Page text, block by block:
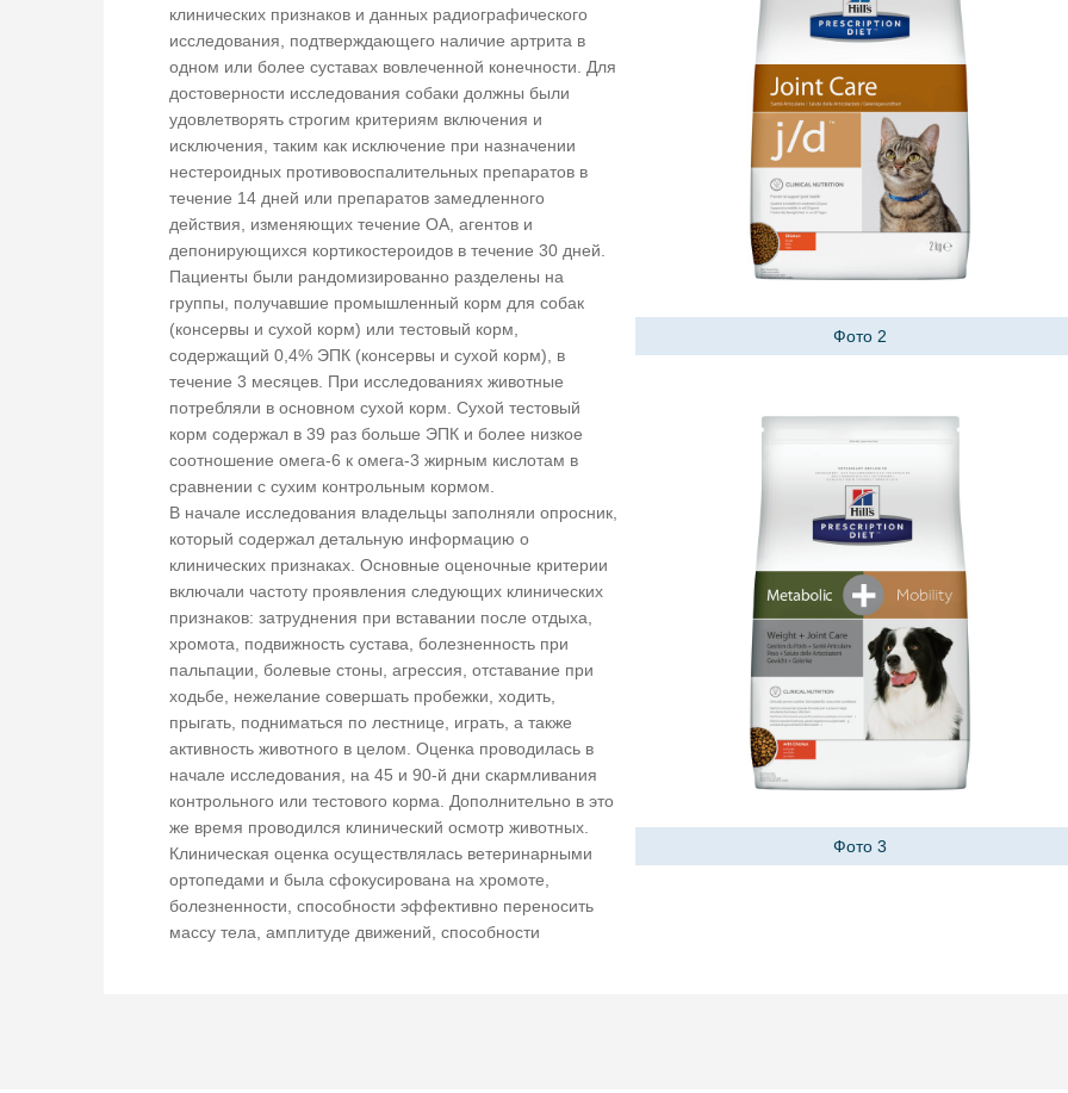
клинических признаков и данных радиографического
исследования, подтверждающего наличие артрита в
одном или более суставах вовлеченной конечности. Для
достоверности исследования собаки должны были
удовлетворять строгим критериям включения и
исключения, таким как исключение при назначении
нестероидных противовоспалительных препаратов в
течение 14 дней или препаратов замедленного
действия, изменяющих течение ОА, агентов и
депонирующихся кортикостероидов в течение 30 дней.
Пациенты были рандомизированно разделены на
группы, получавшие промышленный корм для собак
(консервы и сухой корм) или тестовый корм,
содержащий 0,4% ЭПК (консервы и сухой корм), в
течение 3 месяцев. При исследованиях животные
потребляли в основном сухой корм. Сухой тестовый
корм содержал в 39 раз больше ЭПК и более низкое
соотношение омега-6 к омега-3 жирным кислотам в
сравнении с сухим контрольным кормом.
В начале исследования владельцы заполняли опросник,
который содержал детальную информацию о
клинических признаках. Основные оценочные критерии
включали частоту проявления следующих клинических
признаков: затруднения при вставании после отдыха,
хромота, подвижность сустава, болезненность при
пальпации, болевые стоны, агрессия, отставание при
ходьбе, нежелание совершать пробежки, ходить,
прыгать, подниматься по лестнице, играть, а также
активность животного в целом. Оценка проводилась в
начале исследования, на 45 и 90-й дни скармливания
контрольного или тестового корма. Дополнительно в это
же время проводился клинический осмотр животных.
Клиническая оценка осуществлялась ветеринарными
ортопедами и была сфокусирована на хромоте,
болезненности, способности эффективно переносить
массу тела, амплитуде движений, способности
Фото 2
Фото 3